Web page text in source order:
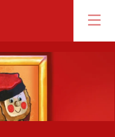
del teclat o el